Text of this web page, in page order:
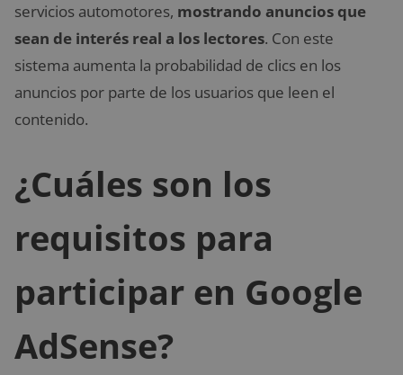
servicios automotores, mostrando anuncios que
sean de interés real a los lectores. Con este
sistema aumenta la probabilidad de clics en los
anuncios por parte de los usuarios que leen el
contenido.
¿Cuáles son los
requisitos para
participar en Google
AdSense?